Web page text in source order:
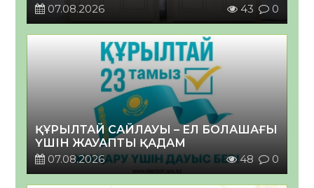
07.08.2026
43 0
ҚҰРЫЛТАЙ САЙЛАУЫ – ЕЛ БОЛАШАҒЫ
ҮШІН ЖАУАПТЫ ҚАДАМ
07.08.2026
48 0